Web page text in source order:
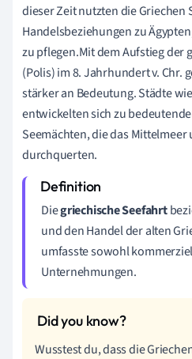
dieser Zeit nutzten die Griechen
Handelsbeziehungen zu
zu pflegen.Mit dem Aufstieg der
(Polis) im 8. Jahrhundert v. Chr.
stärker an Bedeutung. Städte
entwickelten sich zu
Seemächten, die das Mittelmeer
durchquerten.
Diegriechische Seefahrt
und den Handel der alten
umfasste sowohl
Unternehmungen.
Wusstest du, dass die